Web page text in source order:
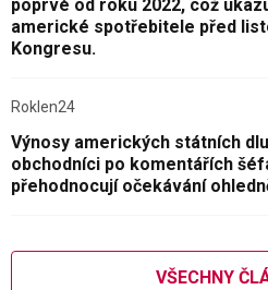
poprvé od roku 2022, což
americké spotřebitele před
Kongresu.
Roklen24
Výnosy amerických státních
obchodníci po komentářích
přehodnocují očekávání
VŠECHNY